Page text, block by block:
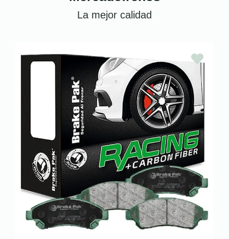
La mejor calidad